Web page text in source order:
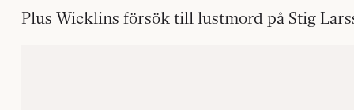
Plus Wicklins försök till lustmord på Stig